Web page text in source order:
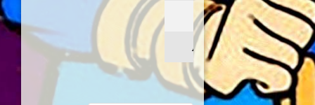
Regia di:
Alan Zaslove